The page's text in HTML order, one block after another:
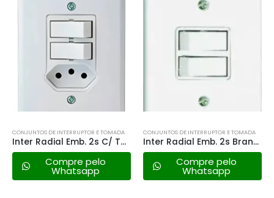
CONJUNTOS DE INTERRUPTOR E TOMADA
Inter Radial Emb. 2s C/ Tomada Branca -1901.119
Compre pelo
Whatsapp
CONJUNTOS DE INTERRUPTOR E TOMADA
Inter Radial Emb. 2s Branca
Compre pelo
Whatsapp